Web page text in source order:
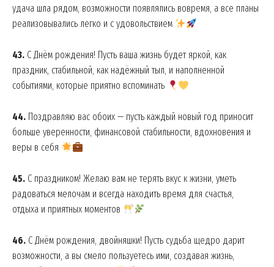
удача шла рядом, возможности появлялись вовремя, а все планы
реализовывались легко и с удовольствием
43. С Днём рождения! Пусть ваша жизнь будет яркой, как
праздник, стабильной, как надёжный тыл, и наполненной
событиями, которые приятно вспоминать
44. Поздравляю вас обоих — пусть каждый новый год приносит
больше уверенности, финансовой стабильности, вдохновения и
веры в себя
45. С праздником! Желаю вам не терять вкус к жизни, уметь
радоваться мелочам и всегда находить время для счастья,
отдыха и приятных моментов
46. С Днём рождения, двойняшки! Пусть судьба щедро дарит
возможности, а вы смело пользуетесь ими, создавая жизнь,